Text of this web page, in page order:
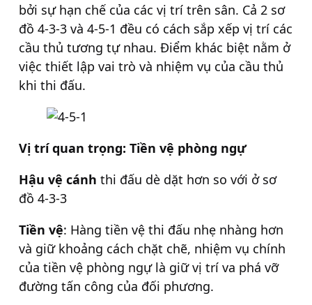
bởi sự hạn chế của các vị trí trên sân. Cả 2 sơ
đồ 4-3-3 và 4-5-1 đều có cách sắp xếp vị trí các
cầu thủ tương tự nhau. Điểm khác biệt nằm ở
việc thiết lập vai trò và nhiệm vụ của cầu thủ
khi thi đấu.
Vị trí quan trọng: Tiền vệ phòng ngự
Hậu vệ cánh thi đấu dè dặt hơn so với ở sơ
đồ 4-3-3
Tiền vệ: Hàng tiền vệ thi đấu nhẹ nhàng hơn
và giữ khoảng cách chặt chẽ, nhiệm vụ chính
của tiền vệ phòng ngự là giữ vị trí va phá vỡ
đường tấn công của đối phương.